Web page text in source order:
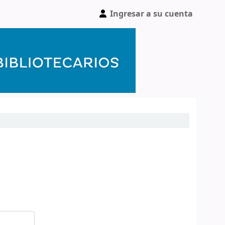
Ingresar a su cuenta